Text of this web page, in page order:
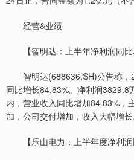
经营&业绩
【智明达：上半年净利润同比
智明达(688636.SH)公告称，
同比增长84.83%。净利润3829.8
内，营业收入同比增加84.83%，
加，公司交付增加，收入大幅增长
【乐山电力：上半年度净利润